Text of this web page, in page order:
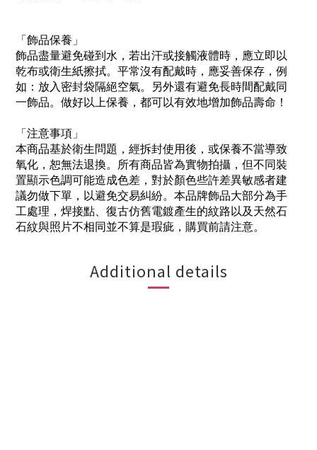
「飾品保養」
飾品盡量避免碰到水，若出汗或接觸液體時，應立即以
乾布或衛生紙擦拭。平常沒有配戴時，應妥善保存，例
如：放入密封袋隔絕空氣。另外還有避免長時間配戴同
一飾品。做好以上保養，都可以有效地增加飾品壽命！
「注意事項」
本商品基於衛生問題，經拆封使用後，或保養不當導致
氧化，恕無法退換。所有商品皆為實物拍攝，但不同裝
置顯示色調可能造成色差，對於顏色些許差異敏感者建
議勿做下單，以避免交易糾紛。本品牌飾品大部分為手
工處理，焊接點、復古仿舊電鍍產生的紋路以及天然石
石紋與照片不相同並不算是瑕疵，購買前請注意。
Additional details